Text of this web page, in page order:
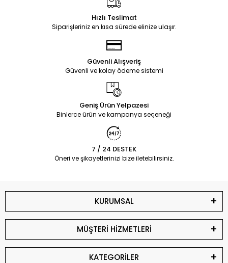
Hızlı Teslimat
Siparişleriniz en kısa sürede elinize ulaşır.
Güvenli Alışveriş
Güvenli ve kolay ödeme sistemi
Geniş Ürün Yelpazesi
Binlerce ürün ve kampanya seçeneği
7 / 24 DESTEK
Öneri ve şikayetlerinizi bize iletebilirsiniz.
KURUMSAL
MÜŞTERİ HİZMETLERİ
KATEGORİLER